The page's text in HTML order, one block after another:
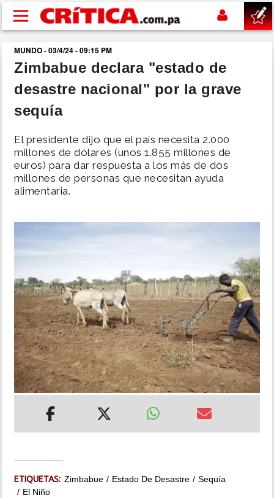
Pasar al contenido principal
buscar
SUCESOS
POLÍTICA
SHOW
INSÓLITAS
MULTIMEDIA
IMPRESO
MUNDO - 03/4/24 - 09:15 PM
Zimbabue declara "estado de
desastre nacional" por la grave
sequía
El presidente dijo que el país necesita 2.000
millones de dólares (unos 1.855 millones de
euros) para dar respuesta a los más de dos
millones de personas que necesitan ayuda
alimentaria.
ETIQUETAS: Zimbabue Estado De Desastre
Sequía
El Niño